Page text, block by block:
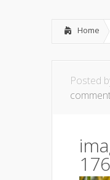
Home
Posted